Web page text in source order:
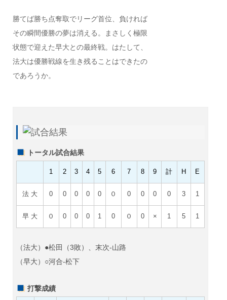
勝てば勝ち 点奪取でリーグ首位、負ければ
その瞬間優勝の夢は消える。まさしく極限
状態で迎えた早大との最終戦。はたして、
法大は優勝戦線を生き残ることはできたの
であろうか。
トータル試合結果
1 2 3 4 5 6 7 8 9 計 H E
法 大 0 0 0 0 0 ０ 0 0 0 0 3 1
早 大 ０ 0 0 0 1 0 ０ 0 × 1 5 1
（法大）●松田（3敗）、末次-山路
（早大）○河合-松下
打撃成績